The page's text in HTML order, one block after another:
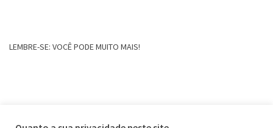
LEMBRE-SE: VOCÊ PODE MUITO MAIS!